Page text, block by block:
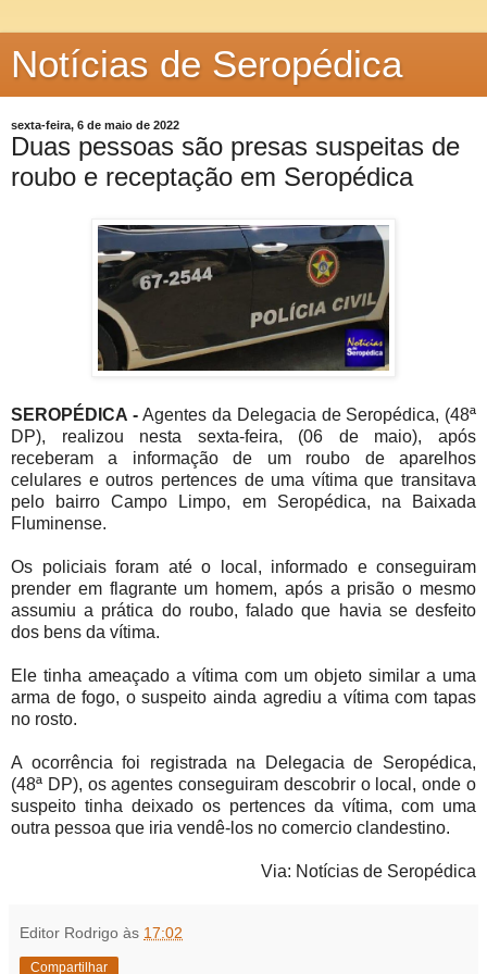
Notícias de Seropédica
sexta-feira, 6 de maio de 2022
Duas pessoas são presas suspeitas de
roubo e receptação em Seropédica
SEROPÉDICA -Agentes da Delegacia de Seropédica, (48ª
DP), realizou nesta sexta-feira, (06 de maio), após
receberam a informação de um roubo de aparelhos
celulares e outros pertences de uma vítima que transitava
pelo bairro Campo Limpo, em Seropédica, na Baixada
Fluminense.
Os policiais foram até o local, informado e conseguiram
prender em flagrante um homem, após a prisão o mesmo
assumiu a prática do roubo, falado que havia se desfeito
dos bens da vítima.
Ele tinha ameaçado a vítima com um objeto similar a uma
arma de fogo, o suspeito ainda agrediu a vítima com tapas
no rosto.
A ocorrência foi registrada na Delegacia de Seropédica,
(48ª DP), os agentes conseguiram descobrir o local, onde o
suspeito tinha deixado os pertences da vítima, com uma
outra pessoa que iria vendê-los no comercio clandestino.
Via: Notícias de Seropédica
Editor Rodrigo às 17:02
Compartilhar